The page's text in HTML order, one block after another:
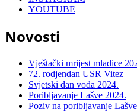
YOUTUBE
Novosti
Vještački mrijest mladice
72. rodjendan USR Vitez
Svjetski dan voda 2024.
Poribljavanje Lašve 2024.
Poziv na poribljavanje Lašve